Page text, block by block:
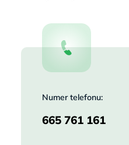
Numer telefonu:
665 761 161